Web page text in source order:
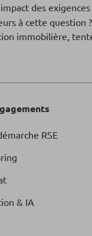
des
à cette question
immobilière,
RSE
& IA